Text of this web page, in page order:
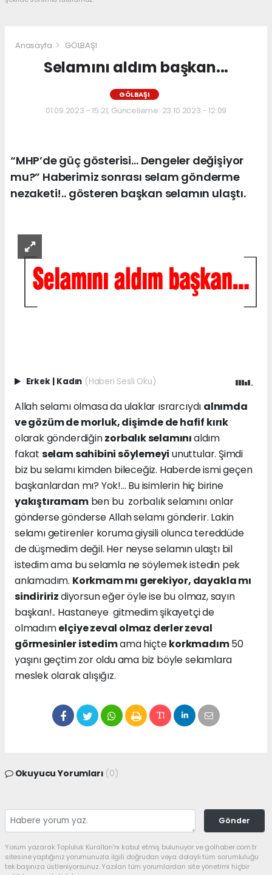
Anasayfa GÖLBAŞI
Selamını aldım başkan...
GÖLBAŞI
01.09.2023 - 15:21, Güncelleme: 23.10.2023 - 12:09
“MHP’de güç gösterisi… Dengeler değişiyor
mu?” Haberimiz sonrası selam gönderme
nezaketi!.. gösteren başkan selamın ulaştı.
Erkek | Kadın (Haberi Sesli Oku)
Allah selamı olmasa da ulaklar ısrarcıydı alnımda
ve gözüm de morluk, dişimde de hafif kırık
olarak gönderdiğinzorbalık selamınıaldım
fakat selam sahibini söylemeyi unuttular. Şimdi
biz bu selamı kimden bileceğiz. Haberde ismi geçen
başkanlardan mı? Yok!... Bu isimlerin hiç birine
yakıştıramamben bu zorbalık selamını onlar
gönderse gönderse Allah selamı gönderir. Lakin
selamı getirenler koruma giysili olunca tereddüde
de düşmedim değil. Her neyse selamın ulaştı bil
istedim ama bu selamla ne söylemek istedin pek
anlamadım. Korkmam mı gerekiyor, dayakla mı
sindiririzdiyorsun eğer öyle ise bu olmaz, sayın
başkan!.. Hastaneye gitmedim şikayetçi de
olmadımelçiye zeval olmaz derler zeval
görmesinler istedimama hiçtekorkmadım50
yaşını geçtim zor oldu ama biz böyle selamlara
meslek olarak alışığız.
Okuyucu Yorumları (0)
Gönder
Yorum yazarak Topluluk Kuralları’nı kabul etmiş bulunuyor ve golhaber.com.tr
sitesine yaptığınız yorumunuzla ilgili doğrudan veya dolaylı tüm sorumluluğu
tek başınıza üstleniyorsunuz. Yazılan tüm yorumlardan site yönetimi hiçbir